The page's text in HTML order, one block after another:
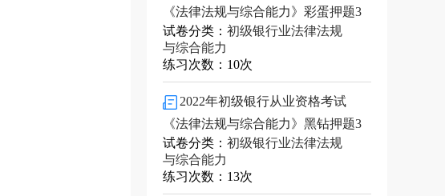
《法律法规与综合能力》彩蛋押题3
试卷分类： 初级银行业法律法规
与综合能力
练习次数：10次
2022年初级银行从业资格考试
《法律法规与综合能力》黑钻押题3
试卷分类： 初级银行业法律法规
与综合能力
练习次数：13次